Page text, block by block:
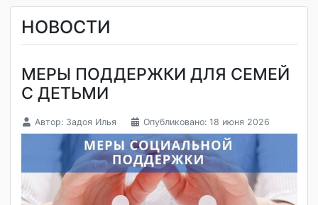
НОВОСТИ
МЕРЫ ПОДДЕРЖКИ ДЛЯ СЕМЕЙ
С ДЕТЬМИ
Автор:Задоя Илья Опубликовано: 18 июня 2026